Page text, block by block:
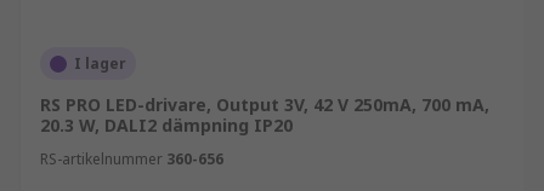
I lager
RS PRO LED-drivare, Output 3V, 42 V 250mA, 700 mA,
20.3 W, DALI2 dämpning IP20
RS-artikelnummer 360-656